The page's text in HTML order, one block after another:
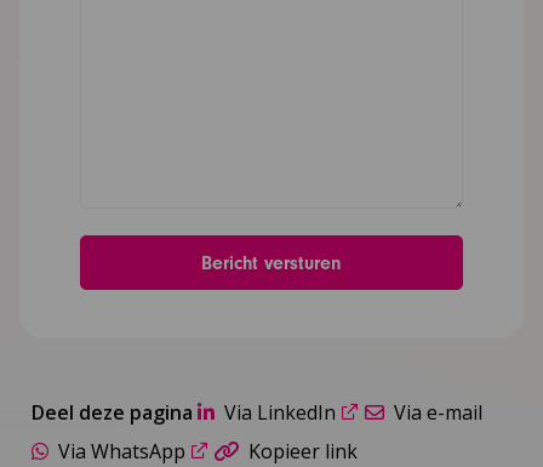
Deel deze pagina Via LinkedIn
Via e-mail
Via WhatsApp
Kopieer link